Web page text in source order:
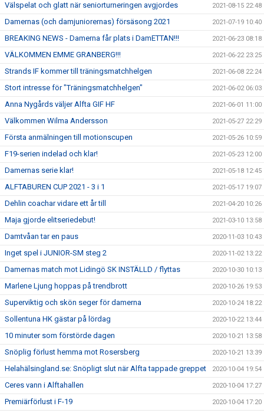
Välspelat och glatt när seniorturneringen avgjordes 2021-08-15 22:48
Damernas (och damjuniorernas) försäsong 2021 2021-07-19 10:40
BREAKING NEWS - Damerna får plats i DamETTAN!!! 2021-06-23 08:18
VÄLKOMMEN EMME GRANBERG!!! 2021-06-22 23:25
Strands IF kommer till träningsmatchhelgen 2021-06-08 22:24
Stort intresse för "Träningsmatchhelgen" 2021-06-02 06:03
Anna Nygårds väljer Alfta GIF HF 2021-06-01 11:00
Välkommen Wilma Andersson 2021-05-27 22:29
Första anmälningen till motionscupen 2021-05-26 10:59
F19-serien indelad och klar! 2021-05-23 12:00
Damernas serie klar! 2021-05-18 12:45
ALFTABUREN CUP 2021 - 3 i 1 2021-05-17 19:07
Dehlin coachar vidare ett år till 2021-04-20 10:26
Maja gjorde elitseriedebut! 2021-03-10 13:58
Damtvåan tar en paus 2020-11-03 10:43
Inget spel i JUNIOR-SM steg 2 2020-11-02 13:22
Damernas match mot Lidingö SK INSTÄLLD / flyttas 2020-10-30 10:13
Marlene Ljung hoppas på trendbrott 2020-10-26 19:53
Superviktig och skön seger för damerna 2020-10-24 18:22
Sollentuna HK gästar på lördag 2020-10-22 13:44
10 minuter som förstörde dagen 2020-10-21 13:58
Snöplig förlust hemma mot Rosersberg 2020-10-21 13:39
Helahälsingland.se: Snöpligt slut när Alfta tappade greppet 2020-10-04 19:54
Ceres vann i Alftahallen 2020-10-04 17:27
Premiärförlust i F-19 2020-10-04 17:20